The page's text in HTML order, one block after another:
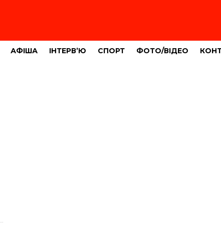
АФІША ІНТЕРВ’Ю СПОРТ ФОТО/ВІДЕО